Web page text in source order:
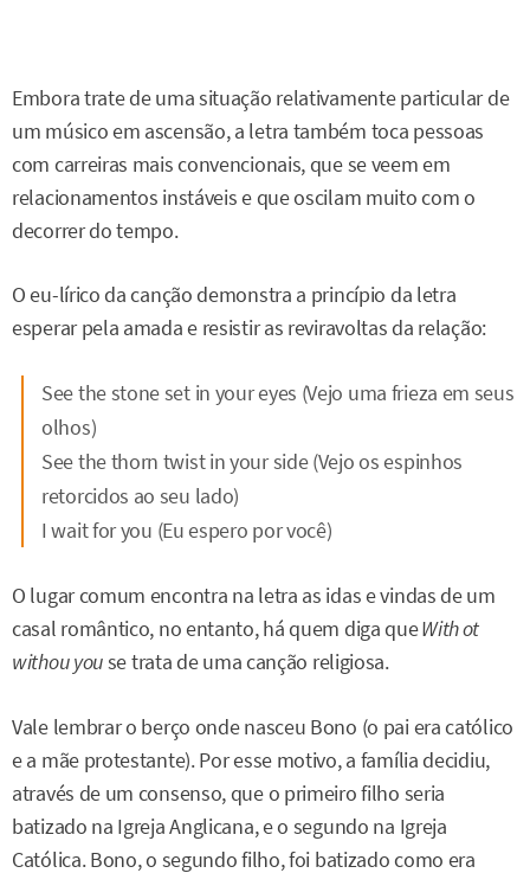
Embora trate de uma situação relativamente particular de
um músico em ascensão, a letra também toca pessoas
com carreiras mais convencionais, que se veem em
relacionamentos instáveis e que oscilam muito com o
decorrer do tempo.
O eu-lírico da canção demonstra a princípio da letra
esperar pela amada e resistir as reviravoltas da relação:
See the stone set in your eyes (Vejo uma frieza em seus
olhos)
See the thorn twist in your side (Vejo os espinhos
retorcidos ao seu lado)
I wait for you (Eu espero por você)
O lugar comum encontra na letra as idas e vindas de um
casal romântico, no entanto, há quem diga queWith ot
withou youse trata de uma canção religiosa.
Vale lembrar o berço onde nasceu Bono (o pai era católico
e a mãe protestante). Por esse motivo, a família decidiu,
através de um consenso, que o primeiro filho seria
batizado na Igreja Anglicana, e o segundo na Igreja
Católica. Bono, o segundo filho, foi batizado como era